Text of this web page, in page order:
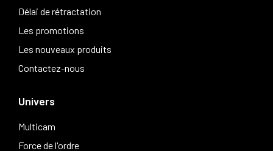
Délai de rétractation
Les promotions
Les nouveaux produits
Contactez-nous
Univers
Multicam
Force de l'ordre